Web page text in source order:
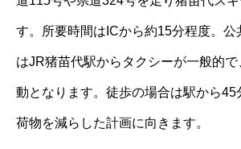
す。所要時間はICから約15分程度。公
はJR猪苗代駅からタクシーが一般的
動となります。徒歩の場合は駅から45
荷物を減らした計画に向きます。